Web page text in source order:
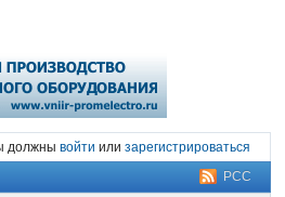
должны войти или зарегистрироваться
РСС